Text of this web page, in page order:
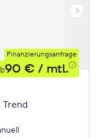
Finanzierungsanfrage
90 € / mtl.
Trend